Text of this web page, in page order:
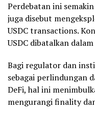
Perdebatan ini
juga disebut
USDC transactions.
USDC dibatalkan
Bagi regulator dan
sebagai perlindungan
DeFi, hal ini
mengurangi finality